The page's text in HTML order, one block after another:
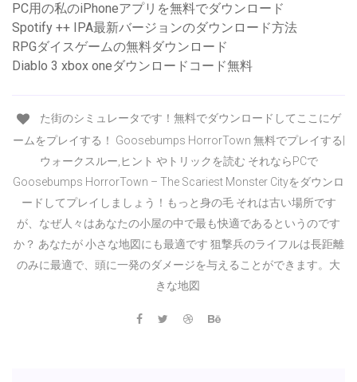
PC用の私のiPhoneアプリを無料でダウンロード
Spotify ++ IPA最新バージョンのダウンロード方法
RPGダイスゲームの無料ダウンロード
Diablo 3 xbox oneダウンロードコード無料
た街のシミュレータです！無料でダウンロードしてここにゲ
ームをプレイする！ Goosebumps HorrorTown 無料でプレイする|
ウォークスルー,ヒント やトリックを読む それならPCで
Goosebumps HorrorTown – The Scariest Monster Cityをダウンロ
ードしてプレイしましょう！もっと身の毛 それは古い場所です
が、なぜ人々はあなたの小屋の中で最も快適であるというのです
か？ あなたが 小さな地図にも最適です 狙撃兵のライフルは長距離
のみに最適で、頭に一発のダメージを与えることができます。大
きな地図